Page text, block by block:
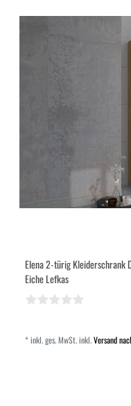
Elena 2-türig Kleiderschrank
Eiche Lefkas
*inkl. ges. MwSt.inkl.Versand